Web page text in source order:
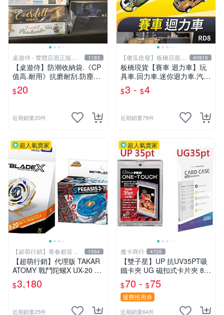
桌遊侍 - 實體店面正版專
賣
1183
【桌遊侍】防潮收納袋.《CP
值高.耐用》抗磨耐刮.防塵實
用.保護桌遊.桌遊周邊.牌套
外的新選擇.大量優惠.桌遊收
$20
近期銷量20件
【傻瓜批發】板橋店面-
平板電腦
40919
板橋現貨【賽車 迴力車】玩
具車.回力車.迷你迴力車.汽車
玩具.可愛玩具.兒童禮物.回力
車玩具【傻瓜批發】RD8
$3 - $4
近期銷量79件
超人氣賣家
【超萌行銷】青春都貢獻
給玩具了
1554
【超萌行銷】代理版 TAKAR
ATOMY 戰鬥陀螺X UX-20 榮
耀女武神 LF & BX-00 暴風天
馬3-70RA 附發射器 兩款合售
$3,180
近期銷量25件
超人氣賣家
魔卡商行 4726
【雙子星】UP 抗UV35PT吸
鐵卡夾 UG 磁扣式卡片夾 81
575-UV 適用 球員卡 卡磚 摩
天巔峰 蒼空烈流
$70 - $75
運費抵用券
近期銷量64件